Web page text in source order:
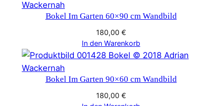
Bokel Im Garten 60×90 cm Wandbild
180,00 €
In den Warenkorb
Bokel Im Garten 90×60 cm Wandbild
180,00 €